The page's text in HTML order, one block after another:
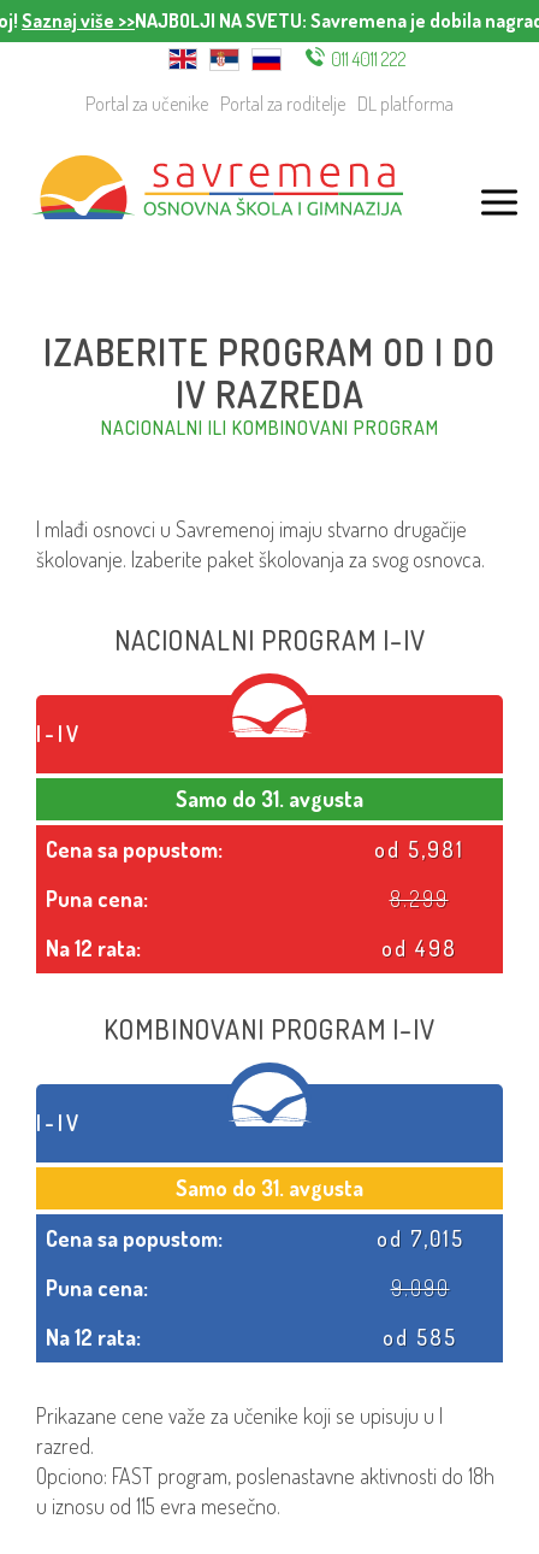
više >>NAJBOLJI NA SVETU: Savremena je dobila nagradu
011 4011 222
Portal za učenike Portal za roditelje DL platforma
IZABERITE PROGRAM OD I DO
IV RAZREDA
NACIONALNI ILI KOMBINOVANI PROGRAM
I mlađi osnovci u Savremenoj imaju stvarno drugačije
školovanje. Izaberite paket školovanja za svog osnovca.
NACIONALNI PROGRAM I–IV
I-IV
Samo do 31. avgusta
Cena sa popustom:
od 5,981
Puna cena:
8.299
Na 12 rata:
od 498
KOMBINOVANI PROGRAM I–IV
I-IV
Samo do 31. avgusta
Cena sa popustom:
od 7,015
Puna cena:
9.090
Na 12 rata:
od 585
Prikazane cene važe za učenike koji se upisuju u I
razred.
Opciono: FAST program, poslenastavne aktivnosti do 18h
u iznosu od 115 evra mesečno.